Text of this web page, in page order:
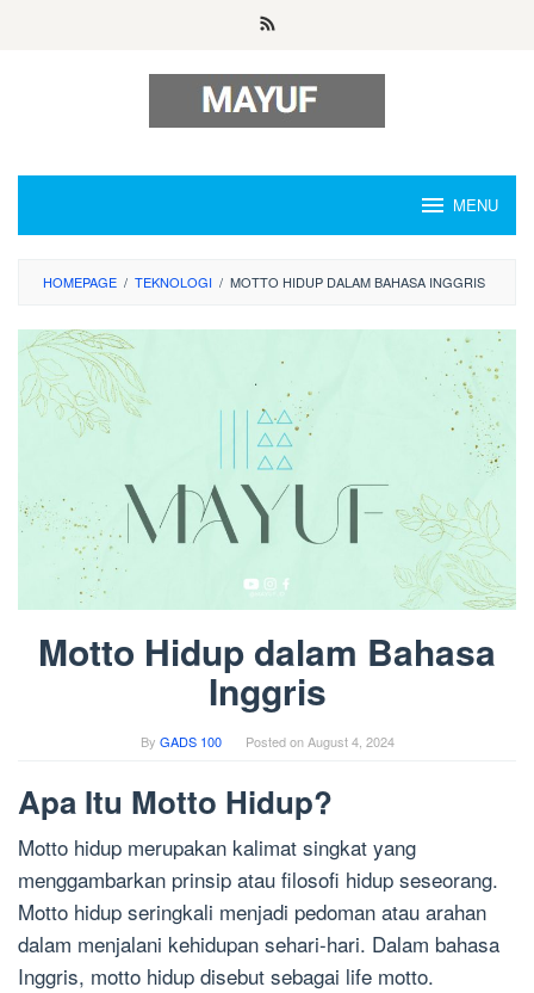
MENU
HOMEPAGE / TEKNOLOGI / MOTTO HIDUP DALAM BAHASA INGGRIS
Motto Hidup dalam Bahasa
Inggris
By GADS 100 Posted onAugust 4, 2024
Apa Itu Motto Hidup?
Motto hidup merupakan kalimat singkat yang
menggambarkan prinsip atau filosofi hidup seseorang.
Motto hidup seringkali menjadi pedoman atau arahan
dalam menjalani kehidupan sehari-hari. Dalam bahasa
Inggris, motto hidup disebut sebagai life motto.